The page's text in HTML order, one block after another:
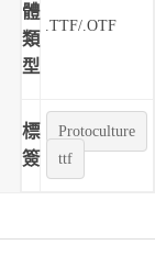
體
類
型
.TTF/.OTF
標
簽
Protoculture
ttf